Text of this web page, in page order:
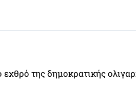
της δημοκρατικής